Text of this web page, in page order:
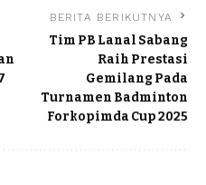
BERITA BERIKUTNYA
Tim PB Lanal Sabang
Raih Prestasi
Gemilang Pada
Turnamen Badminton
Forkopimda Cup 2025